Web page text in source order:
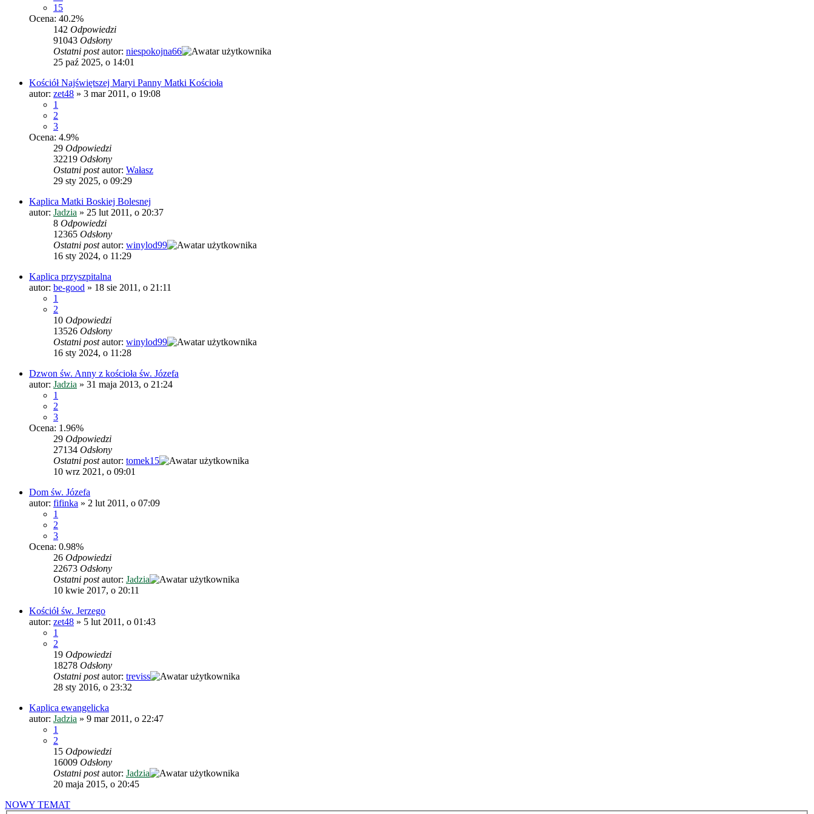
15
Ocena: 40.2%
142 Odpowiedzi
91043 Odsłony
Ostatni postautor: niespokojna66
25 paź 2025, o 14:01
Kościół Najświętszej Maryi Panny Matki Kościoła
autor: zet48 » 3 mar 2011, o 19:08
1
2
3
Ocena: 4.9%
29 Odpowiedzi
32219 Odsłony
Ostatni postautor: Wałasz
29 sty 2025, o 09:29
Kaplica Matki Boskiej Bolesnej
autor: Jadzia » 25 lut 2011, o 20:37
8 Odpowiedzi
12365 Odsłony
Ostatni postautor: winylod99
16 sty 2024, o 11:29
Kaplica przyszpitalna
autor: be-good » 18 sie 2011, o 21:11
1
2
10 Odpowiedzi
13526 Odsłony
Ostatni postautor: winylod99
16 sty 2024, o 11:28
Dzwon św. Anny z kościoła św. Józefa
autor: Jadzia » 31 maja 2013, o 21:24
1
2
3
Ocena: 1.96%
29 Odpowiedzi
27134 Odsłony
Ostatni postautor: tomek15
10 wrz 2021, o 09:01
Dom św. Józefa
autor: fifinka » 2 lut 2011, o 07:09
1
2
3
Ocena: 0.98%
26 Odpowiedzi
22673 Odsłony
Ostatni postautor: Jadzia
10 kwie 2017, o 20:11
Kościół św. Jerzego
autor: zet48 » 5 lut 2011, o 01:43
1
2
19 Odpowiedzi
18278 Odsłony
Ostatni postautor: treviss
28 sty 2016, o 23:32
Kaplica ewangelicka
autor: Jadzia » 9 mar 2011, o 22:47
1
2
15 Odpowiedzi
16009 Odsłony
Ostatni postautor: Jadzia
20 maja 2015, o 20:45
NOWY TEMAT